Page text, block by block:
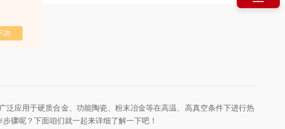
应用于硬质合金、功能陶瓷、粉末冶金等在高温、高真空条件下进行热
骤呢？下面咱们就一起来详细了解一下吧！